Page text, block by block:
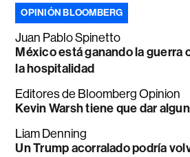
OPINIÓN BLOOMBERG
Juan Pablo Spinetto
México está ganando la guerra
la hospitalidad
Editores de Bloomberg Opinion
Kevin Warsh tiene que dar
Liam Denning
Un Trump acorralado podría